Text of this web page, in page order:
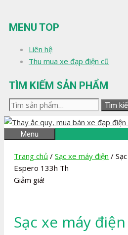
đến
nội
MENU TOP
Liên hệ
Thu mua xe đạp điện cũ
TÌM KIẾM SẢN PHẨM
Tìm
kiếm:
Tìm
Menu
Trang chủ / Sạc xe máy điện /
Espero 133h Th
Giảm giá!
Sạc xe máy